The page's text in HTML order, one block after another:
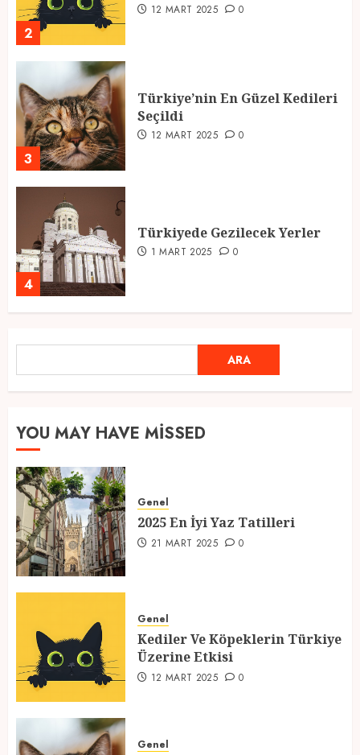
2
12 MART 2025 0
3
Türkiye’nin En Güzel Kedileri
Seçildi
12 MART 2025 0
4
Türkiyede Gezilecek Yerler
1 MART 2025 0
Ramazan Ayı 2025: Manevi
Atmosfer ve Özel Hazırlıklar
1
21 MART 2025
2
Üzerine Etkisi
12 MART 2025 0
Seçildi
ARA
YOU MAY HAVE MISSED
Genel
2025 En İyi Yaz Tatilleri
21 MART 2025 0
Genel
Kediler Ve Köpeklerin Türkiye
Üzerine Etkisi
12 MART 2025 0
Genel